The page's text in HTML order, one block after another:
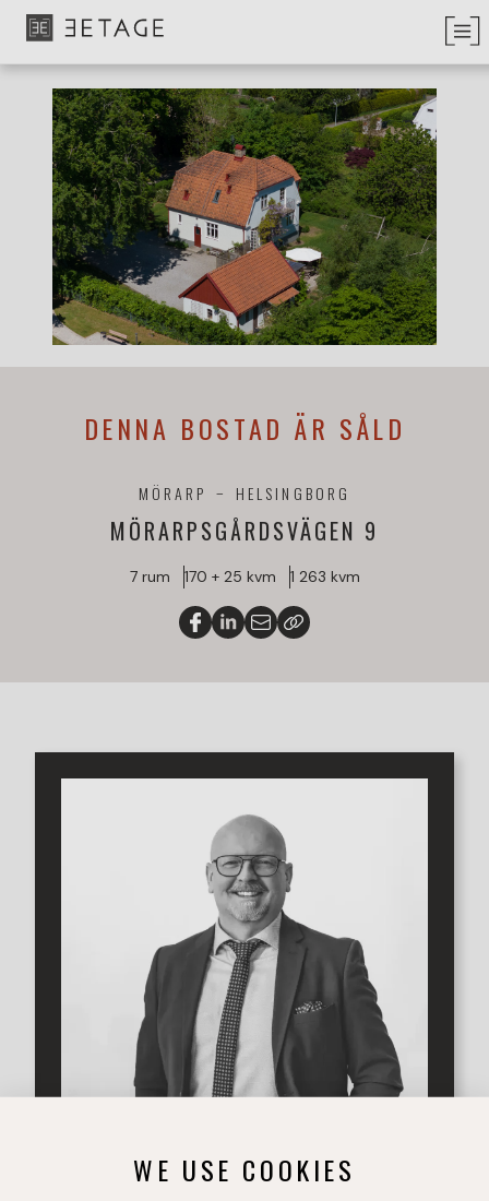
DENNA BOSTAD ÄR SÅLD
MÖRARPSGÅRDSVÄGEN 9
MÖRARP HELSINGBORG
7 rum 170 + 25 kvm 1 263 kvm
WE USE COOKIES